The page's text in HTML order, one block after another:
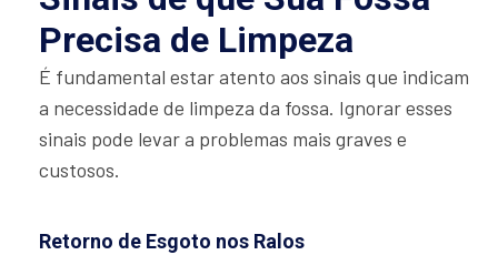
Precisa de Limpeza
É fundamental estar atento aos sinais que indicam
a necessidade de limpeza da fossa. Ignorar esses
sinais pode levar a problemas mais graves e
custosos.
Retorno de Esgoto nos Ralos